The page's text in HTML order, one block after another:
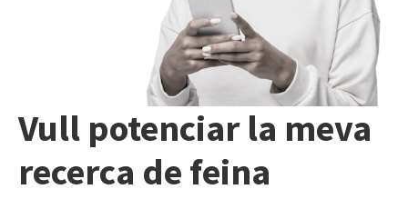
Vull potenciar la meva
recerca de feina